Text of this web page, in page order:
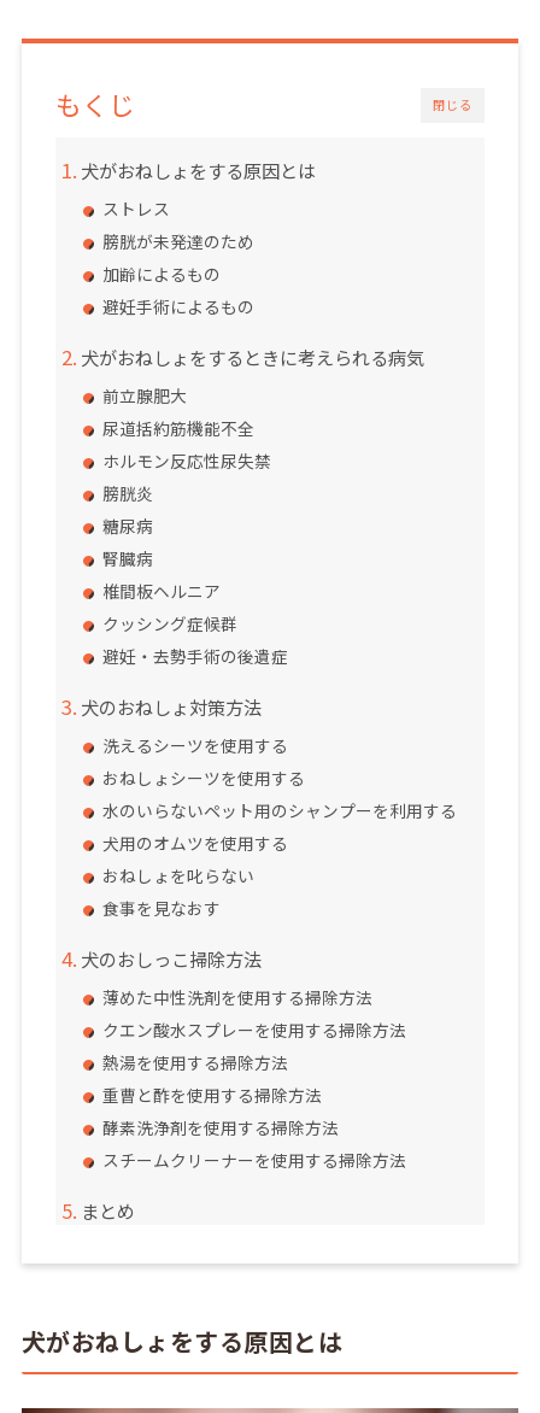
閉じる
もくじ
犬がおねしょをする原因とは
ストレス
膀胱が未発達のため
加齢によるもの
避妊手術によるもの
犬がおねしょをするときに考えられる病気
前立腺肥大
尿道括約筋機能不全
ホルモン反応性尿失禁
膀胱炎
糖尿病
腎臓病
椎間板ヘルニア
クッシング症候群
避妊・去勢手術の後遺症
犬のおねしょ対策方法
洗えるシーツを使用する
おねしょシーツを使用する
水のいらないペット用のシャンプーを利用する
犬用のオムツを使用する
おねしょを叱らない
食事を見なおす
犬のおしっこ掃除方法
薄めた中性洗剤を使用する掃除方法
クエン酸水スプレーを使用する掃除方法
熱湯を使用する掃除方法
重曹と酢を使用する掃除方法
酵素洗浄剤を使用する掃除方法
スチームクリーナーを使用する掃除方法
まとめ
犬がおねしょをする原因とは